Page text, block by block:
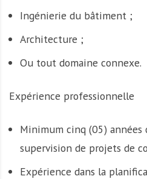
Ingénierie du bâtiment ;
Architecture ;
Ou tout domaine connexe.
Expérience professionnelle
Minimum cinq (05) années
supervision de projets de
Expérience dans la